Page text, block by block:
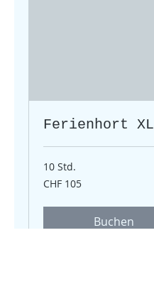
Ferienhort XL
10 Std.
105
Schweizer
CHF 105
Buchen